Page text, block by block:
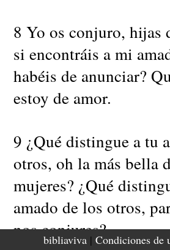
8 Yo os conjuro, hijas
si encontráis a mi
habéis de anunciar?
estoy de amor.
9 ¿Qué distingue a tu
otros, oh la más bella
mujeres? ¿Qué
amado de los otros,
nos conjures?
bibliaviva | Condiciones de